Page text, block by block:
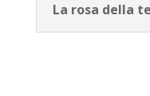
La rosa della